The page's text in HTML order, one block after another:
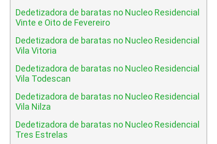
Dedetizadora de baratas no Nucleo Residencial
Vinte e Oito de Fevereiro
Dedetizadora de baratas no Nucleo Residencial
Vila Vitoria
Dedetizadora de baratas no Nucleo Residencial
Vila Todescan
Dedetizadora de baratas no Nucleo Residencial
Vila Nilza
Dedetizadora de baratas no Nucleo Residencial
Tres Estrelas